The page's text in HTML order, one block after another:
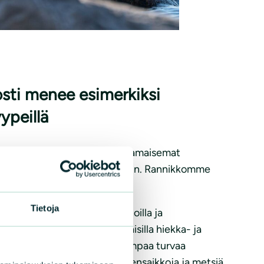
Tietoja
menee esimerkiksi
leimansa. Rantamaisemat
ja suojaisiin poukamiin. Rannikkomme
Paras tilanne on kivikkorannoilla ja
esimerkiksi luonnontilaisilla hiekka- ja
ja rakkohauruvalleilla. Parempaa turvaa